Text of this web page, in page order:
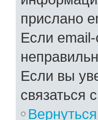
прислано
Если
Если вы
связаться